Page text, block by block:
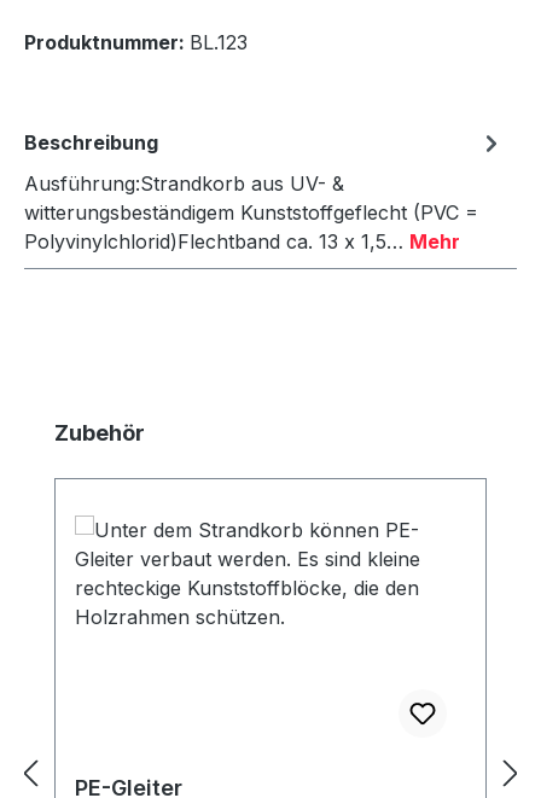
Produktnummer: BL.123
Beschreibung
Ausführung:Strandkorb aus UV- &
witterungsbeständigem Kunststoffgeflecht (PVC =
Polyvinylchlorid)Flechtband ca. 13 x 1,5… Mehr
Produktgalerie überspringen
Zubehör
PE-Gleiter